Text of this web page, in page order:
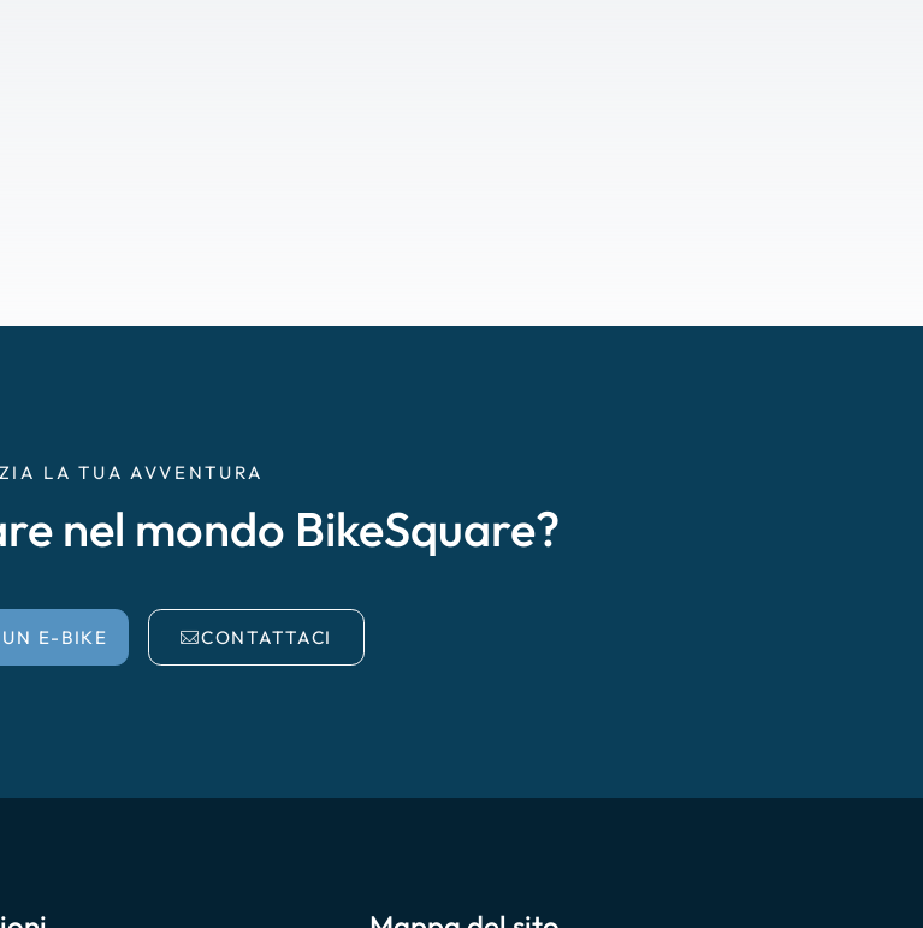
LA TUA AVVENTURA
nel mondo BikeSquare?
E-BIKE CONTATTACI